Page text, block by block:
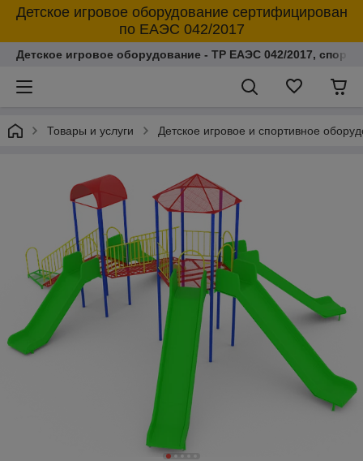
Детское игровое оборудование сертифицирован
по ЕАЭС 042/2017
Детское игровое оборудование - ТР ЕАЭС 042/2017,
Товары и услуги Детское игровое и спортивное